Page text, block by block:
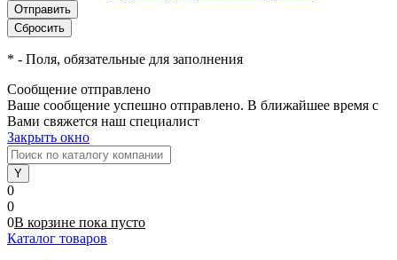
* - Поля, обязательные для заполнения
Сообщение отправлено
Ваше сообщение успешно отправлено. В ближайшее время с
Вами свяжется наш специалист
Закрыть окно
0
0
0В корзине пока пусто
Каталог товаров